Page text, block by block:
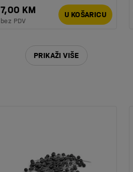
7,00 KM
bez PDV
U KOŠARICU
PRIKAŽI VIŠE